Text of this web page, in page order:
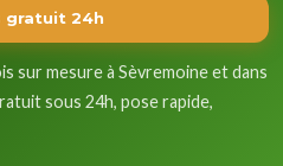
gratuit 24h
sur mesure à Sèvremoine et dans
sous 24h, pose rapide,